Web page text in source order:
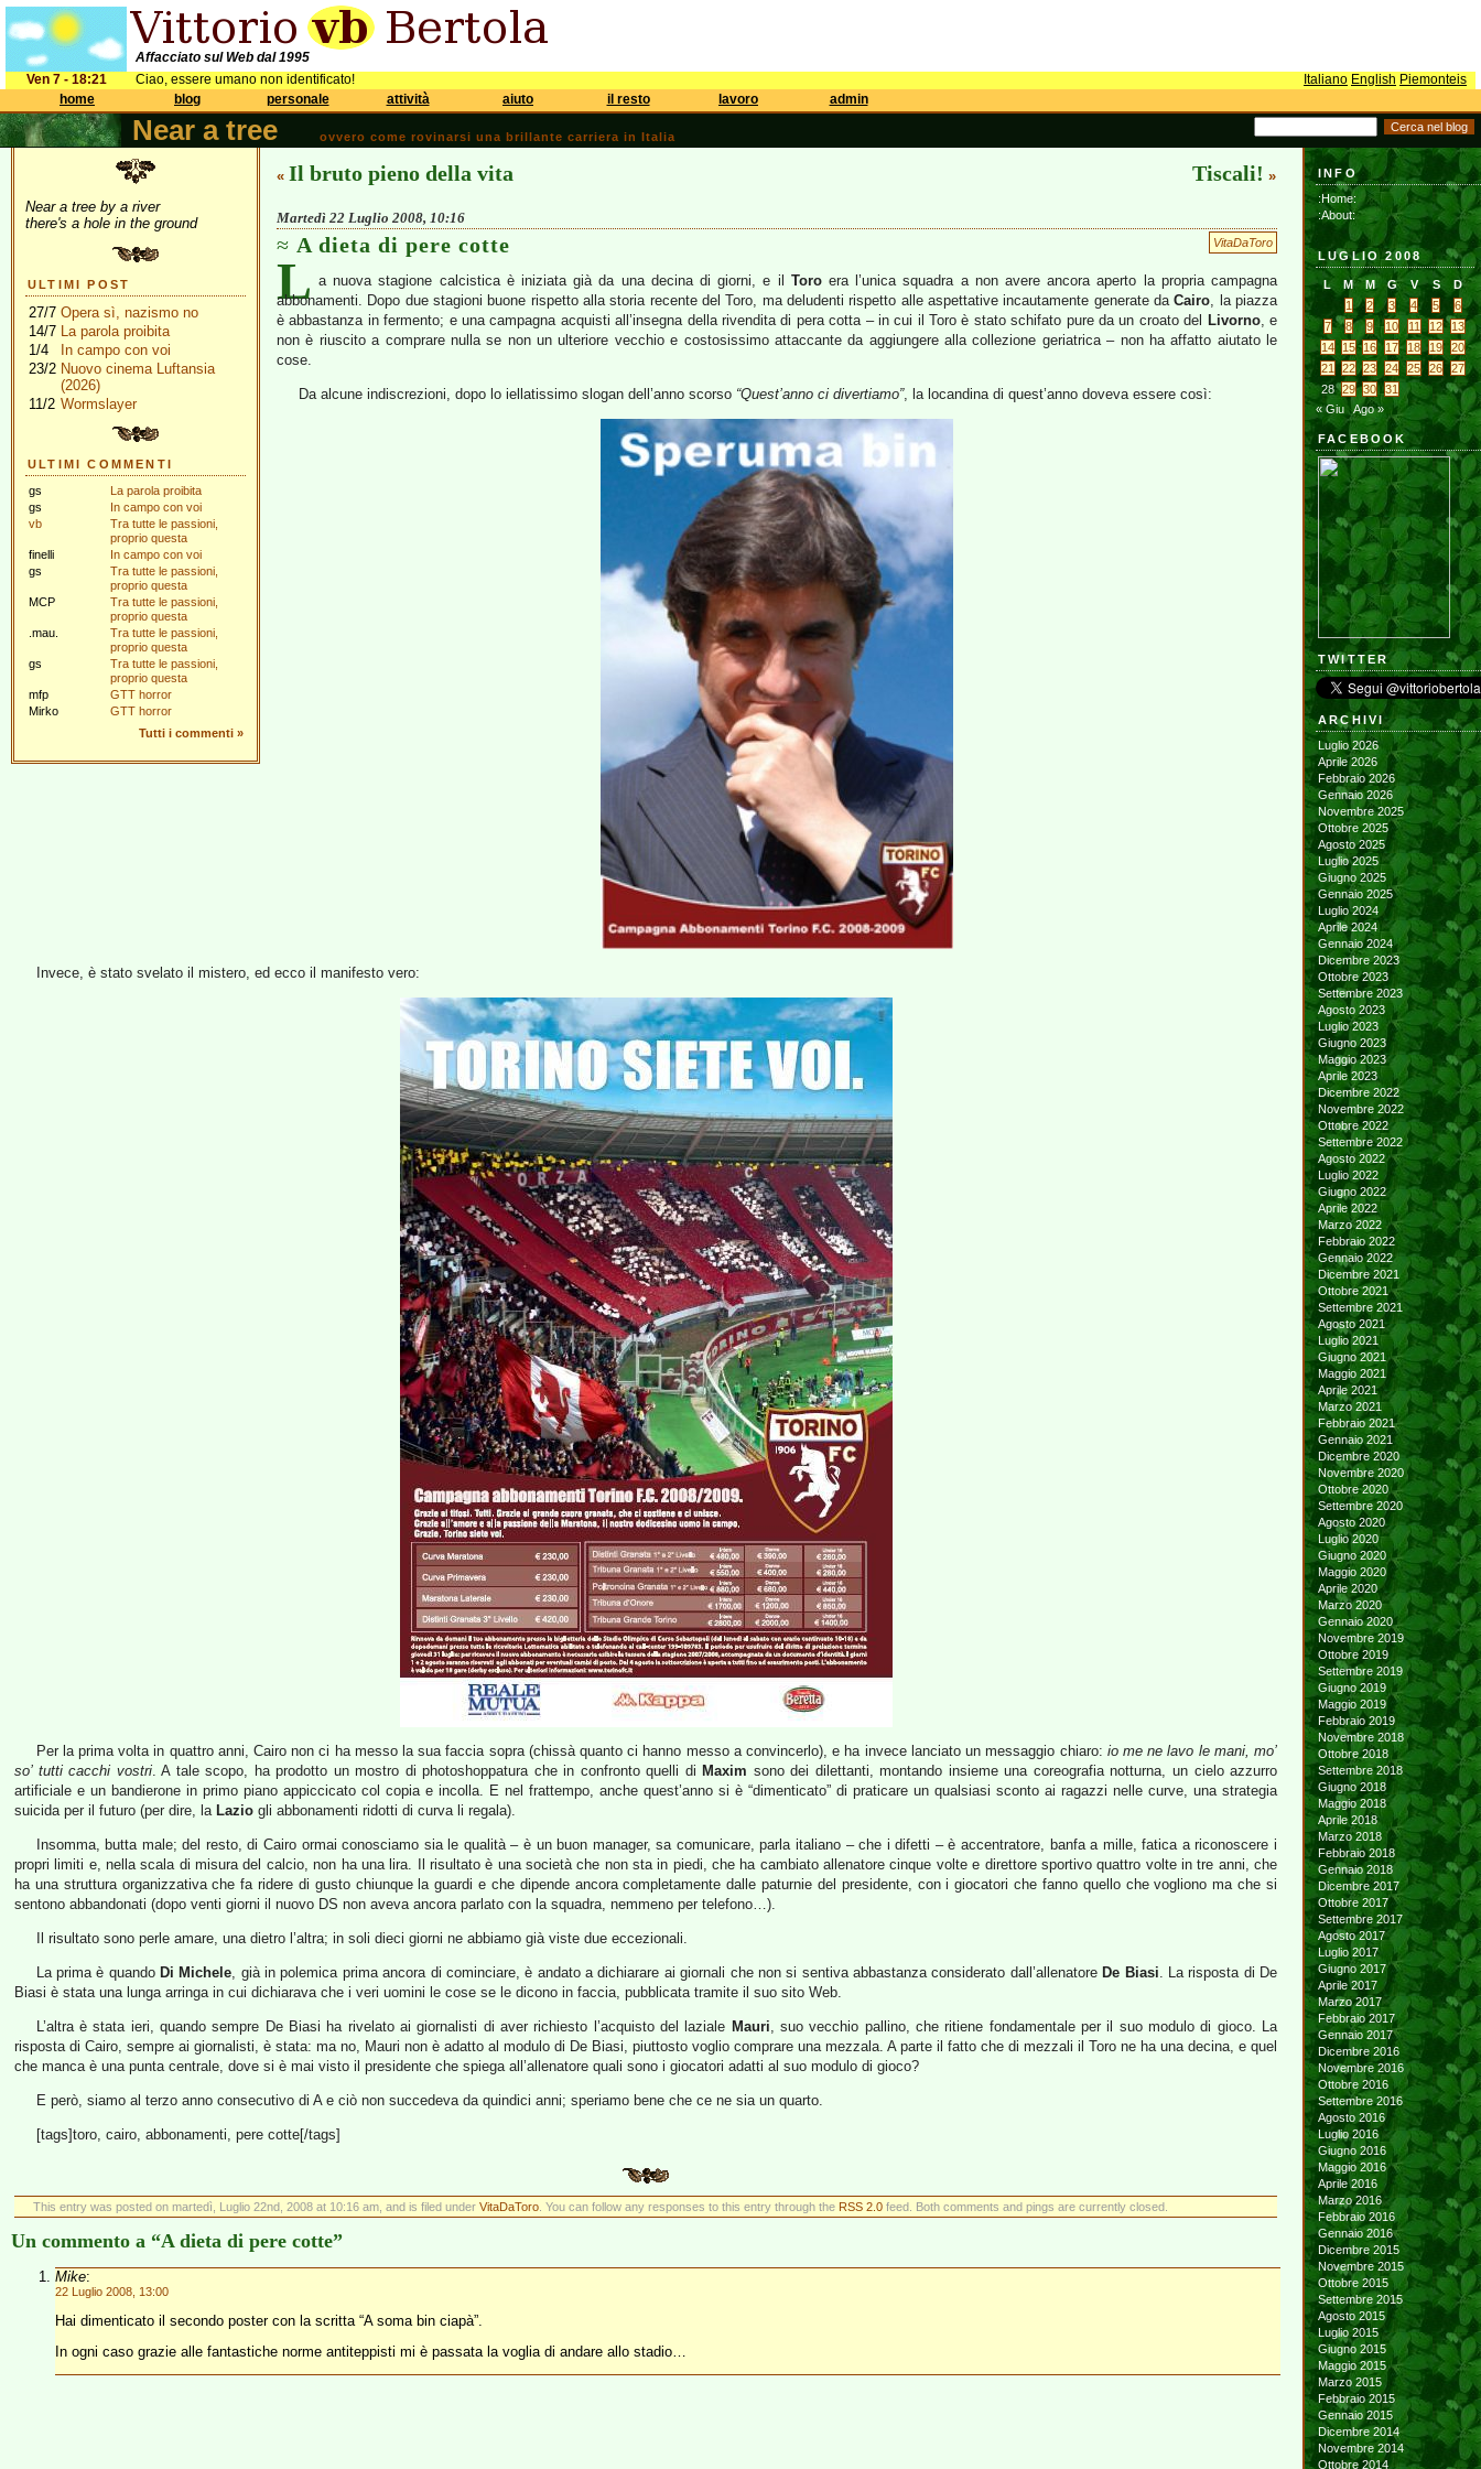
Affacciato sul Web dal 1995
Ven 7 - 18:21
Ciao, essere umano non identificato! Italiano English Piemonteis
home
blog personale attività aiuto il resto lavoro admin
Near a tree ovvero come rovinarsi una brillante carriera in Italia
Near a tree by a river
there's a hole in the ground
ULTIMI POST
27/7 Opera sì, nazismo no
14/7 La parola proibita
1/4
In campo con voi
23/2 Nuovo cinema Luftansia
(2026)
11/2 Wormslayer
ULTIMI COMMENTI
gs
La parola proibita
gs
In campo con voi
vb
Tra tutte le passioni,
proprio questa
finelli
In campo con voi
gs
Tra tutte le passioni,
proprio questa
MCP
Tra tutte le passioni,
proprio questa
.mau.
Tra tutte le passioni,
proprio questa
gs
Tra tutte le passioni,
proprio questa
mfp
GTT horror
Mirko
GTT horror
Tutti i commenti »
« Il bruto pieno della vita Tiscali! »
Martedì 22 Luglio 2008, 10:16
VitaDaToro
A dieta di pere cotte
L a nuova stagione calcistica è iniziata già da una decina di giorni, e il Toroera l’unica squadra a non avere ancora aperto la propria campagna
abbonamenti. Dopo due stagioni buone rispetto alla storia recente del Toro, ma deludenti rispetto alle aspettative incautamente generate daCairo, la piazza
è abbastanza in fermento; e una campagna acquisti all’insegna della rivendita di pera cotta – in cui il Toro è stato schifato pure da un croato del
Livorno, e
non è riuscito a comprare nulla se non un ulteriore vecchio e costosissimo attaccante da aggiungere alla collezione geriatrica – non ha affatto aiutato le
cose.
Da alcune indiscrezioni, dopo lo iellatissimo slogan dell’anno scorso “Quest’anno ci divertiamo”, la locandina di quest’anno doveva essere così:
Invece, è stato svelato il mistero, ed ecco il manifesto vero:
Per la prima volta in quattro anni, Cairo non ci ha messo la sua faccia sopra (chissà quanto ci hanno messo a convincerlo), e ha invece lanciato un messaggio chiaro: io me ne lavo le mani, mo’
so’ tutti cacchi vostri. A tale scopo, ha prodotto un mostro di photoshoppatura che in confronto quelli di Maxim sono dei dilettanti, montando insieme una coreografia notturna, un cielo azzurro
artificiale e un bandierone in primo piano appiccicato col copia e incolla. E nel frattempo, anche quest’anno si è “dimenticato” di praticare un qualsiasi sconto ai ragazzi nelle curve, una strategia
suicida per il futuro (per dire, la Lazio gli abbonamenti ridotti di curva li regala).
Insomma, butta male; del resto, di Cairo ormai conosciamo sia le qualità – è un buon manager, sa comunicare, parla italiano – che i difetti – è accentratore, banfa a mille, fatica a riconoscere i
propri limiti e, nella scala di misura del calcio, non ha una lira. Il risultato è una società che non sta in piedi, che ha cambiato allenatore cinque volte e direttore sportivo quattro volte in tre anni, che
ha una struttura organizzativa che fa ridere di gusto chiunque la guardi e che dipende ancora completamente dalle paturnie del presidente, con i giocatori che fanno quello che vogliono ma che si
sentono abbandonati (dopo venti giorni il nuovo DS non aveva ancora parlato con la squadra, nemmeno per telefono…).
Il risultato sono perle amare, una dietro l’altra; in soli dieci giorni ne abbiamo già viste due eccezionali.
La prima è quando Di Michele, già in polemica prima ancora di cominciare, è andato a dichiarare ai giornali che non si sentiva abbastanza considerato dall’allenatore De Biasi. La risposta di De
Biasi è stata una lunga arringa in cui dichiarava che i veri uomini le cose se le dicono in faccia, pubblicata tramite il suo sito Web.
L’altra è stata ieri, quando sempre De Biasi ha rivelato ai giornalisti di aver richiesto l’acquisto del laziale Mauri, suo vecchio pallino, che ritiene fondamentale per il suo modulo di gioco. La
risposta di Cairo, sempre ai giornalisti, è stata: ma no, Mauri non è adatto al modulo di De Biasi, piuttosto voglio comprare una mezzala. A parte il fatto che di mezzali il Toro ne ha una decina, e quel
che manca è una punta centrale, dove si è mai visto il presidente che spiega all’allenatore quali sono i giocatori adatti al suo modulo di gioco?
E però, siamo al terzo anno consecutivo di A e ciò non succedeva da quindici anni; speriamo bene che ce ne sia un quarto.
[tags]toro, cairo, abbonamenti, pere cotte[/tags]
This entry was posted on martedì, Luglio 22nd, 2008 at 10:16 am, and is filed under VitaDaToro. You can follow any responses to this entry through the RSS 2.0feed. Both comments and pings are currently closed.
Un commento a “A dieta di pere cotte”
Mike:
22 Luglio 2008, 13:00
Hai dimenticato il secondo poster con la scritta “A soma bin ciapà”.
In ogni caso grazie alle fantastiche norme antiteppisti mi è passata la voglia di andare allo stadio…
INFO
:Home:
:About:
LUGLIO 2008
L M M G V S
D
1
2 3 4 5
6
7
8 9 10 11 12
13
14
15 16 17 18 19
20
21
22 23 24 25 26
27
28
29 30
31
« Giu
Ago »
FACEBOOK
TWITTER
ARCHIVI
Luglio 2026
Aprile 2026
Febbraio 2026
Gennaio 2026
Novembre 2025
Ottobre 2025
Agosto 2025
Luglio 2025
Giugno 2025
Gennaio 2025
Luglio 2024
Aprile 2024
Gennaio 2024
Dicembre 2023
Ottobre 2023
Settembre 2023
Agosto 2023
Luglio 2023
Giugno 2023
Maggio 2023
Aprile 2023
Dicembre 2022
Novembre 2022
Ottobre 2022
Settembre 2022
Agosto 2022
Luglio 2022
Giugno 2022
Aprile 2022
Marzo 2022
Febbraio 2022
Gennaio 2022
Dicembre 2021
Ottobre 2021
Settembre 2021
Agosto 2021
Luglio 2021
Giugno 2021
Maggio 2021
Aprile 2021
Marzo 2021
Febbraio 2021
Gennaio 2021
Dicembre 2020
Novembre 2020
Ottobre 2020
Settembre 2020
Agosto 2020
Luglio 2020
Giugno 2020
Maggio 2020
Aprile 2020
Marzo 2020
Gennaio 2020
Novembre 2019
Ottobre 2019
Settembre 2019
Giugno 2019
Maggio 2019
Febbraio 2019
Novembre 2018
Ottobre 2018
Settembre 2018
Giugno 2018
Maggio 2018
Aprile 2018
Marzo 2018
Febbraio 2018
Gennaio 2018
Dicembre 2017
Ottobre 2017
Settembre 2017
Agosto 2017
Luglio 2017
Giugno 2017
Aprile 2017
Marzo 2017
Febbraio 2017
Gennaio 2017
Dicembre 2016
Novembre 2016
Ottobre 2016
Settembre 2016
Agosto 2016
Luglio 2016
Giugno 2016
Maggio 2016
Aprile 2016
Marzo 2016
Febbraio 2016
Gennaio 2016
Dicembre 2015
Novembre 2015
Ottobre 2015
Settembre 2015
Agosto 2015
Luglio 2015
Giugno 2015
Maggio 2015
Marzo 2015
Febbraio 2015
Gennaio 2015
Dicembre 2014
Novembre 2014
Ottobre 2014